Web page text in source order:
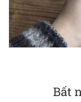
Bất